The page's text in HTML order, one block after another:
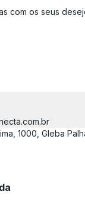
com os seus
1000, Gleba